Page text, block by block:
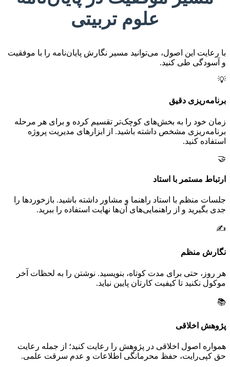
علوم تربیتی
با رعایت این اصول، می‌توانید مسیر نگارش پایان‌نامه را با موفقیت
و آسودگی طی کنید.
💡
برنامه‌ریزی دقیق
زمان خود را به بخش‌های کوچک‌تر تقسیم کرده و برای هر مرحله
برنامه‌ریزی مشخص داشته باشید. از ابزارهای مدیریت پروژه
استفاده کنید.
🤝
ارتباط مستمر با استاد
جلسات منظم با استاد راهنما و مشاور داشته باشید. بازخوردها را
جدی بگیرید و از راهنمایی‌های آن‌ها نهایت استفاده را ببرید.
✍️
نگارش منظم
هر روز، حتی برای مدت کوتاه، بنویسید. نوشتن را به لحظات آخر
موکول نکنید تا کیفیت کارتان پایین نیاید.
📚
پژوهش اخلاقی
همواره اصول اخلاقی در پژوهش را رعایت کنید؛ از جمله رعایت
حق کپی‌رایت، حفظ محرمانگی اطلاعات و عدم سرقت علمی.